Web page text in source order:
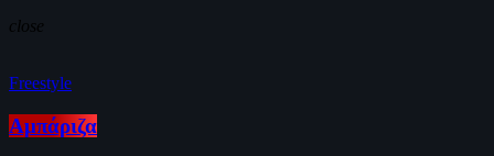
close
Freestyle
Αμπάριζα